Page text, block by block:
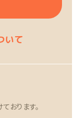
いて
おります。